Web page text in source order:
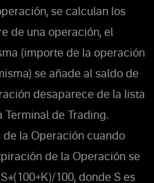
se calculan los
de una operación, el
(importe de la operación
se añade al saldo de
desaparece de la lista
Terminal de Trading.
de la Operación cuando
de la Operación se
100, donde S es